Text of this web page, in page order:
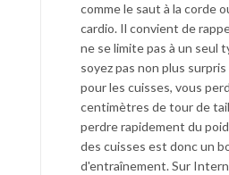
comme le saut à la corde
cardio. Il convient de
ne se limite pas à un seul
soyez pas non plus
pour les cuisses, vous
centimètres de tour de
perdre rapidement du
des cuisses est donc un
d'entraînement. Sur